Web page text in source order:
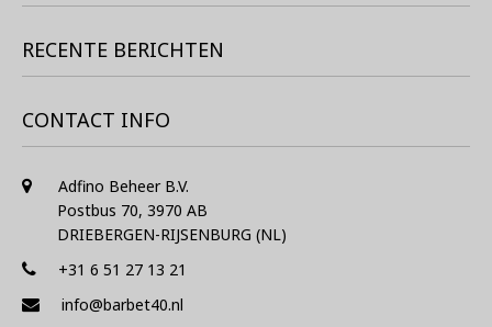
RECENTE BERICHTEN
CONTACT INFO
Adfino Beheer B.V.
Postbus 70, 3970 AB
DRIEBERGEN-RIJSENBURG (NL)
+31 6 51 27 13 21
info@barbet40.nl